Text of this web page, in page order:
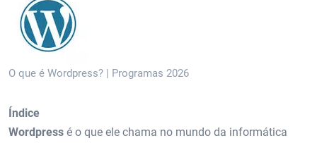
O que é Wordpress? | Programas 2026
Índice
Wordpress é o que ele chama no mundo da informática